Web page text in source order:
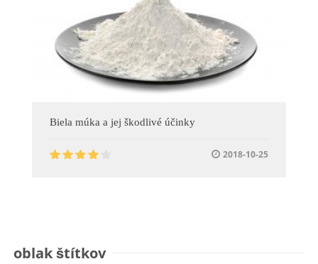
Biela múka a jej škodlivé účinky
2018-10-25
oblak štítkov